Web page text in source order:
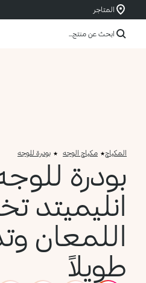
المتاجر
ابحث عن منتج...
المكياج مكياج الوجه بودرة للوجه
بودرة
انليميتد
اللمعان
طويلاً